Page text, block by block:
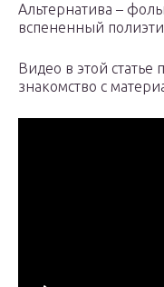
Альтернатива –
вспененный
Видео в этой статье
знакомство с